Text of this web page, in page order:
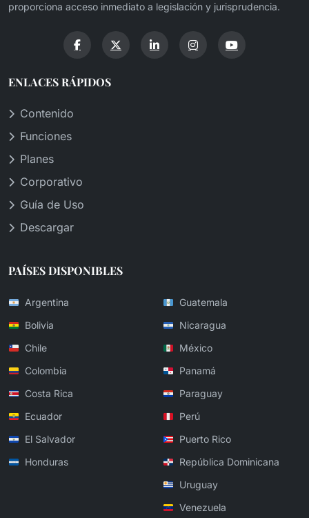
proporciona acceso inmediato a legislación y jurisprudencia.
ENLACES RÁPIDOS
Contenido
Funciones
Planes
Corporativo
Guía de Uso
Descargar
PAÍSES DISPONIBLES
Argentina
Bolivia
Chile
Colombia
Costa Rica
Ecuador
El Salvador
Honduras
Guatemala
Nicaragua
México
Panamá
Paraguay
Perú
Puerto Rico
República Dominicana
Uruguay
Venezuela